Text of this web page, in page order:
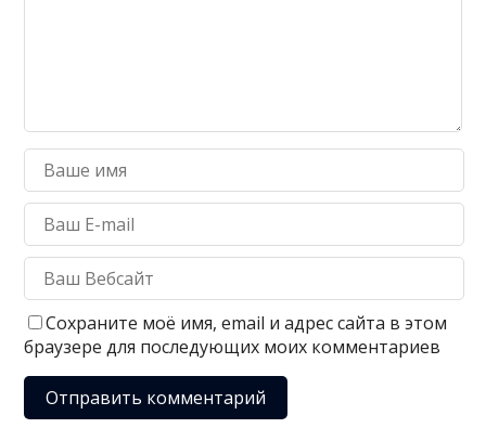
Сохраните моё имя, email и адрес сайта в этом
браузере для последующих моих комментариев